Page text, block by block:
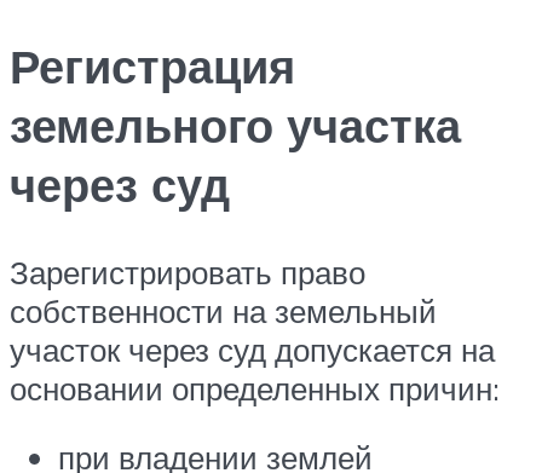
Регистрация
земельного участка
через суд
Зарегистрировать право
собственности на земельный
участок через суд допускается на
основании определенных причин:
при владении землей